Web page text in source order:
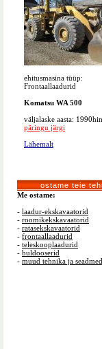
ehitusmasina tüüp:
Frontaallaadurid
Komatsu WA 500
väljalaske aasta:
päringu järgi
Lähemalt
ostame teie
Me ostame:
- laadur-ekskavaatorid
- roomikekskavaatorid
- ratasekskavaatorid
- frontaallaadurid
- teleskooplaadurid
- buldooserid
- muud tehnika ja seadmed